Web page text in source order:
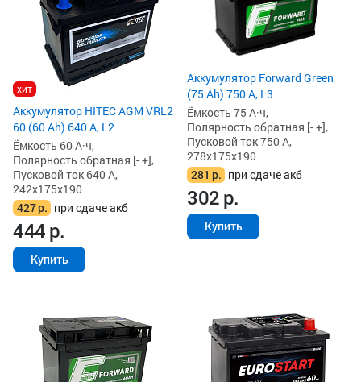
хит
Аккумулятор HITEC AGM VRL2
60 (60 Ah) 640 А, L2
Ёмкость 60 А·ч,
Полярность обратная [- +],
Пусковой ток 640 А,
242x175x190
427р. при сдаче акб
444р.
Купить
Аккумулятор Forward Green
(75 Ah) 750 А, L3
Ёмкость 75 А·ч,
Полярность обратная [- +],
Пусковой ток 750 А,
278x175x190
281 р. при сдаче акб
302р.
Купить